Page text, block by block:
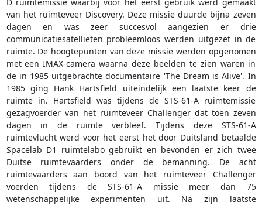
van het ruimteveer Discovery. Deze missie duurde bijna zeven
dagen en was zeer succesvol aangezien er drie
communicatiesatellieten probleemloos werden uitgezet in de
ruimte. De hoogtepunten van deze missie werden opgenomen
met een IMAX-camera waarna deze beelden te zien waren in
de in 1985 uitgebrachte documentaire 'The Dream is Alive'. In
1985 ging Hank Hartsfield uiteindelijk een laatste keer de
ruimte in. Hartsfield was tijdens de STS-61-A ruimtemissie
gezagvoerder van het ruimteveer Challenger dat toen zeven
dagen in de ruimte verbleef. Tijdens deze STS-61-A
ruimtevlucht werd voor het eerst het door Duitsland betaalde
Spacelab D1 ruimtelabo gebruikt en bevonden er zich twee
Duitse ruimtevaarders onder de bemanning. De acht
ruimtevaarders aan boord van het ruimteveer Challenger
voerden tijdens de STS-61-A missie meer dan 75
wetenschappelijke experimenten uit. Na zijn laatste